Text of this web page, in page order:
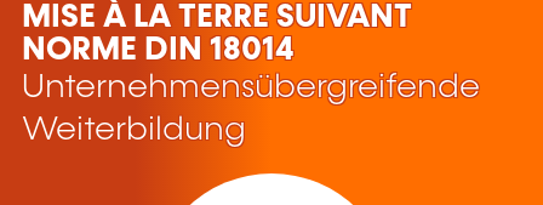
MISE À LA TERRE SUIVANT
NORME DIN 18014
Unternehmensübergreifende
Weiterbildung